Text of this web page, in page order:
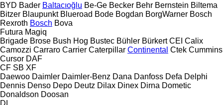
BYD Bader Baltacıoğlu Be-Ge Becker Behr Bernstein Biltema
Bitzer Blaupunkt Blueroad Bode Bogdan BorgWarner Bosch
Rexroth Bosch Bova
Futura Magiq
Brigade Brose Bush Hog Bustec Bühler Bürkert CEI Calix
Camozzi Carraro Carrier Caterpillar Continental Ctek Cummins
Cursor DAF
CF SB XF
Daewoo Daimler Daimler-Benz Dana Danfoss Defa Delphi
Dennis Denso Depo Deutz Dilax Dinex Dirna Dometic
Donaldson Doosan
DL